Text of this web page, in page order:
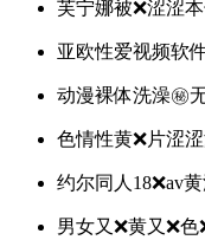
芙宁娜被❌涩涩
亚欧性爱视频软
动漫裸体洗澡㊙️
色情性黄❌片涩
约尔同人18❌av
男女又❌黄又❌色